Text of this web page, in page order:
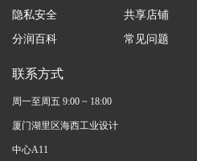
隐私安全
分润百科
共享店铺
常见问题
联系方式
周一至周五 9:00 ~ 18:00
厦门湖里区海西工业设计
中心A11